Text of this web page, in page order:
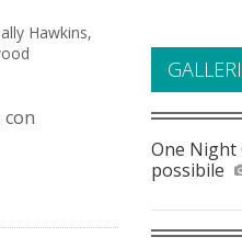
Hawkins,
One Night
possibile